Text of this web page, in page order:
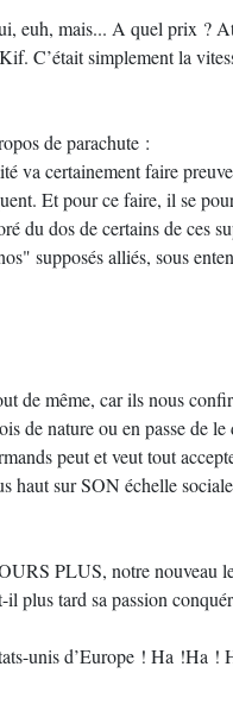
euh, mais... A quel prix ?
C’était simplement la
de parachute :
va certainement faire
Et pour ce faire, il se
du dos de certains de ces
supposés alliés, sous
de même, car ils nous
de nature ou en passe de
peut et veut tout
sur SON échelle
PLUS, notre nouveau
plus tard sa passion
unis d’Europe ! Ha !Ha !